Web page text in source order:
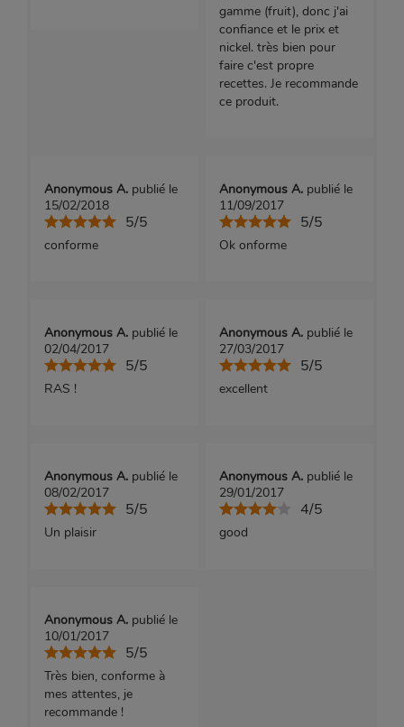
gamme (fruit), donc j'ai
confiance et le prix et
nickel. très bien pour
faire c'est propre
recettes. Je recommande
ce produit.
Anonymous A. publié le
15/02/2018
5/5
conforme
Anonymous A. publié le
11/09/2017
5/5
Ok onforme
Anonymous A. publié le
02/04/2017
5/5
RAS !
Anonymous A. publié le
27/03/2017
5/5
excellent
Anonymous A. publié le
08/02/2017
5/5
Un plaisir
Anonymous A. publié le
29/01/2017
4/5
good
Anonymous A. publié le
10/01/2017
5/5
Très bien, conforme à
mes attentes, je
recommande !